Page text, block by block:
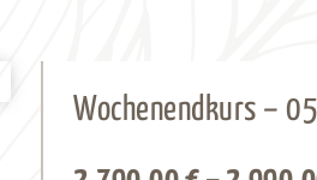
Wochenendkurs –